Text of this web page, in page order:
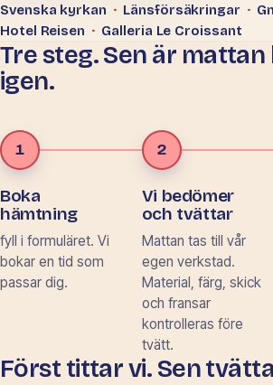
Svenska kyrkan · Länsförsäkringar ·
Hotel Reisen · Galleria Le Croissant
Tre steg. Sen är
igen.
1
Boka
hämtning
fyll i formuläret. Vi
bokar en tid som
passar dig.
2
Vi bedömer
och tvättar
Mattan tas till vår
egen verkstad.
Material, färg, skick
och fransar
kontrolleras före
tvätt.
Först tittar vi. Sen